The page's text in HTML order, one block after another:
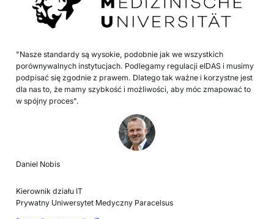
"Nasze standardy są wysokie, podobnie jak we wszystkich
porównywalnych instytucjach. Podlegamy regulacji eIDAS i musimy
podpisać się zgodnie z prawem. Dlatego tak ważne i korzystne jest
dla nas to, że mamy szybkość i możliwości, aby móc zmapować to
w spójny proces".
Daniel Nobis
Kierownik działu IT
Prywatny Uniwersytet Medyczny Paracelsus